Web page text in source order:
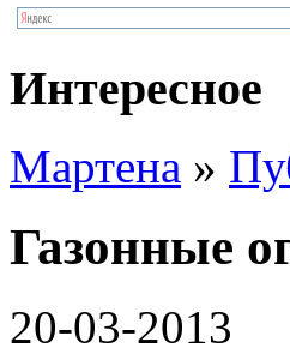
Интересное
Мартена »
Газонные
20-03-2013